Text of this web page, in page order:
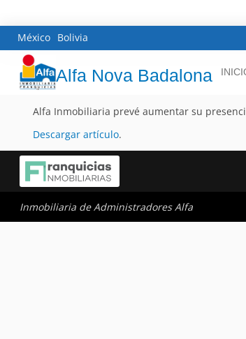
México Bolivia
Alfa Nova Badalona
Alfa Inmobiliaria prevé aumentar su
Descargar artículo.
Inmobiliaria de Administradores Alfa